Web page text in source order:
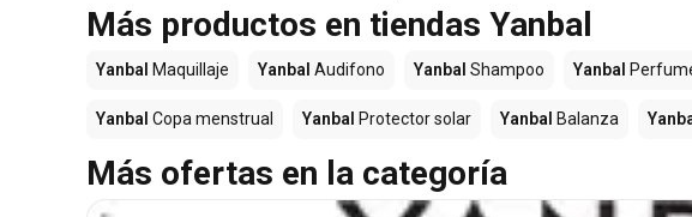
Más productos en tiendas Yanbal
Yanbal Maquillaje Yanbal Audifono Yanbal Shampoo Yanbal
Yanbal Copa menstrual Yanbal Protector solar Yanbal Balanza
Más ofertas en la categoría